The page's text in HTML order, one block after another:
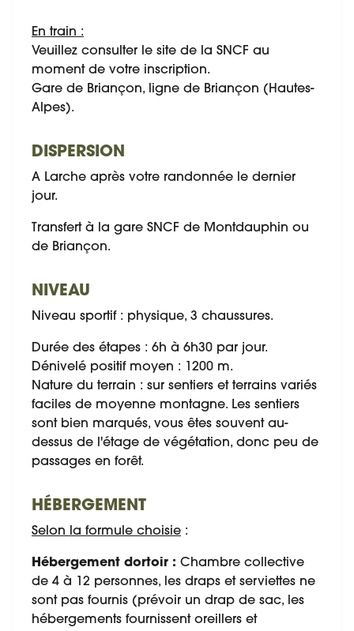
En train :
Veuillez consulter le site de la SNCF au
moment de votre inscription.
Gare de Briançon, ligne de Briançon (Hautes-
Alpes).
DISPERSION
A Larche après votre randonnée le dernier
jour.
Transfert à la gare SNCF de Montdauphin ou
de Briançon.
NIVEAU
Niveau sportif : physique, 3 chaussures.
Durée des étapes : 6h à 6h30 par jour.
Dénivelé positif moyen : 1200 m.
Nature du terrain : sur sentiers et terrains variés
faciles de moyenne montagne. Les sentiers
sont bien marqués, vous êtes souvent au-
dessus de l'étage de végétation, donc peu de
passages en forêt.
HÉBERGEMENT
Selon la formule choisie :
Hébergement dortoir : Chambre collective
de 4 à 12 personnes, les draps et serviettes ne
sont pas fournis (prévoir un drap de sac, les
hébergements fournissent oreillers et